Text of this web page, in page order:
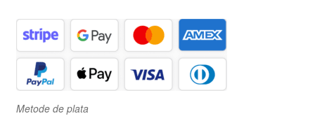
Metode de plata